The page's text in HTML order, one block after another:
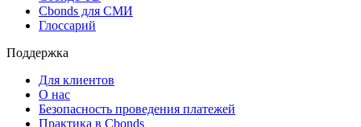
Новости рынка
Research Hub
Cbonds Review
Сбондс-ТВ
Глоссарий
Поддержка